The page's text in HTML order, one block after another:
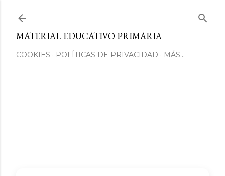
MATERIAL EDUCATIVO PRIMARIA
COOKIES POLÍTICAS DE PRIVACIDAD MÁS…